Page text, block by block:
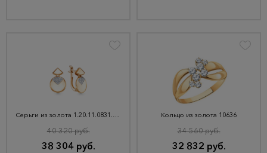
Серьги из золота 1.20.11.0831.00-4978
38 304 руб.
40 320 руб.
Кольцо из золота 10636
32 832 руб.
34 560 руб.